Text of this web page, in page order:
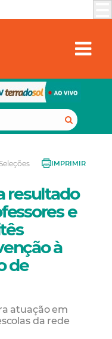
IMPRIMIR
resultado
e
à
de
atuação em
da rede